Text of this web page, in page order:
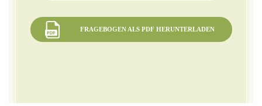
FRAGEBOGEN ALS PDF HERUNTERLADEN